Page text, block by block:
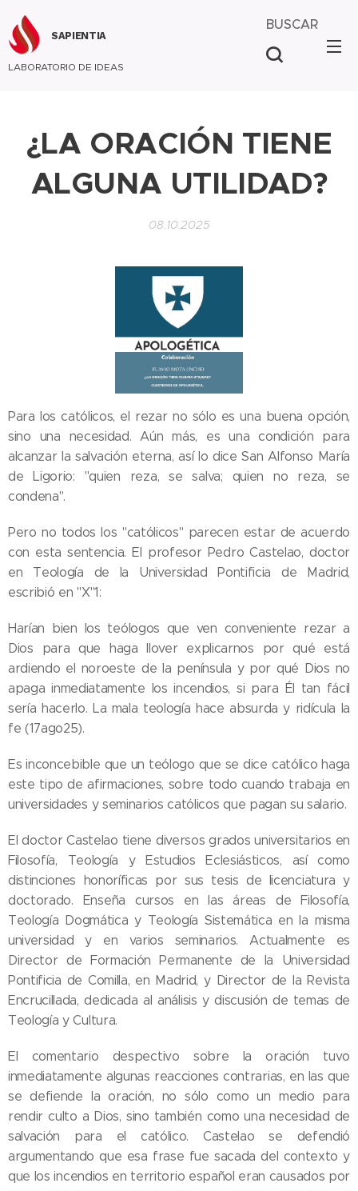
SAPIENTIA
LABORATORIO DE IDEAS
BUSCAR
¿LA ORACIÓN TIENE
ALGUNA UTILIDAD?
08.10.2025
Para los católicos, el rezar no sólo es una buena opción,
sino una necesidad. Aún más, es una condición para
alcanzar la salvación eterna, así lo dice San Alfonso María
de Ligorio: "quien reza, se salva; quien no reza, se
condena".
Pero no todos los "católicos" parecen estar de acuerdo
con esta sentencia. El profesor Pedro Castelao, doctor
en Teología de la Universidad Pontificia de Madrid,
escribió en "X"1:
Harían bien los teólogos que ven conveniente rezar a
Dios para que haga llover explicarnos por qué está
ardiendo el noroeste de la península y por qué Dios no
apaga inmediatamente los incendios, si para Él tan fácil
sería hacerlo. La mala teología hace absurda y ridícula la
fe (17ago25).
Es inconcebible que un teólogo que se dice católico haga
este tipo de afirmaciones, sobre todo cuando trabaja en
universidades y seminarios católicos que pagan su salario.
El doctor Castelao tiene diversos grados universitarios en
Filosofía, Teología y Estudios Eclesiásticos, así como
distinciones honoríficas por sus tesis de licenciatura y
doctorado. Enseña cursos en las áreas de Filosofía,
Teología Dogmática y Teología Sistemática en la misma
universidad y en varios seminarios. Actualmente es
Director de Formación Permanente de la Universidad
Pontificia de Comilla, en Madrid, y Director de la Revista
Encrucillada, dedicada al análisis y discusión de temas de
Teología y Cultura.
El comentario despectivo sobre la oración tuvo
inmediatamente algunas reacciones contrarias, en las que
se defiende la oración, no sólo como un medio para
rendir culto a Dios, sino también como una necesidad de
salvación para el católico. Castelao se defendió
argumentando que esa frase fue sacada del contexto y
que los incendios en territorio español eran causados por